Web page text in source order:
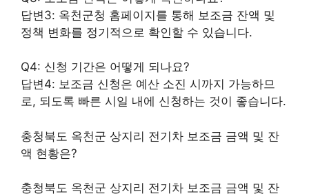
답변3: 옥천군청 홈페이지를 통해 보조금 잔액 및
정책 변화를 정기적으로 확인할 수 있습니다.
Q4: 신청 기간은 어떻게 되나요?
답변4: 보조금 신청은 예산 소진 시까지 가능하므
로, 되도록 빠른 시일 내에 신청하는 것이 좋습니다.
충청북도 옥천군 상지리 전기차 보조금 금액 및 잔
액 현황은?
충청북도 옥천군 상지리 전기차 보조금 금액 및 잔